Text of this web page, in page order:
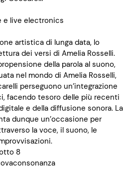
e live electronics
artistica di lunga data, lo
dei versi di Amelia Rosselli.
della parola al suono,
nel mondo di Amelia Rosselli,
perseguono un’integrazione
facendo tesoro delle più recenti
e della diffusione sonora. La
dunque un’occasione per
la voce, il suono, le
8